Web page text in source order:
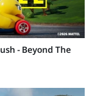
- Beyond The